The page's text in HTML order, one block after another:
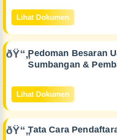
Lihat Dokumen
Pedoman Besaran
Sumbangan &
Lihat Dokumen
Tata Cara